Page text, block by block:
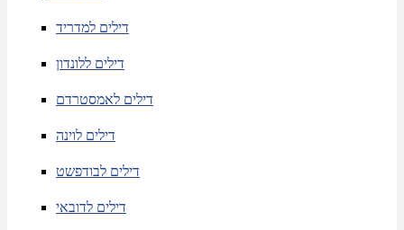
דילים למדריד
דילים ללונדון
דילים לאמסטרדם
דילים לוינה
דילים לבודפשט
דילים לדובאי